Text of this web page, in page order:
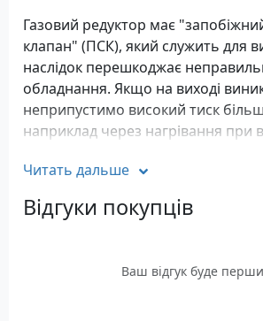
Газовий редуктор має
клапан" (ПСК), який служить для
наслідок перешкоджає
обладнання. Якщо на виході
неприпустимо високий тиск
наприклад через нагрівання при
надлишки газу через
допускаючи поломки обладнання,
тиску клапан закривається, а
Характеристики
Читать дальше
Відгуки покупців
Ваш відгук буде